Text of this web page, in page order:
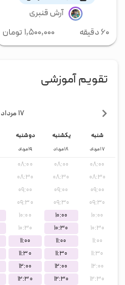
آرش قنبری
۶۰ دقیقه
۱,۵۰۰,۰۰۰تومان
تقویم آموزشی
۱۷ مرداد
شنبه
۱۷مرداد
۰۸:۰۰
۰۸:۳۰
۰۹:۰۰
۰۹:۳۰
۱۰:۰۰
۱۰:۳۰
۱۱:۰۰
۱۱:۳۰
۱۲:۰۰
۱۲:۳۰
یکشنبه
۱۸مرداد
۰۸:۰۰
۰۸:۳۰
۰۹:۰۰
۰۹:۳۰
۱۰:۰۰
۱۰:۳۰
۱۱:۰۰
۱۱:۳۰
۱۲:۰۰
۱۲:۳۰
دوشنبه
۱۹مرداد
۰۸:۰۰
۰۸:۳۰
۰۹:۰۰
۰۹:۳۰
۱۰:۰۰
۱۰:۳۰
۱۱:۰۰
۱۱:۳۰
۱۲:۰۰
۱۲:۳۰